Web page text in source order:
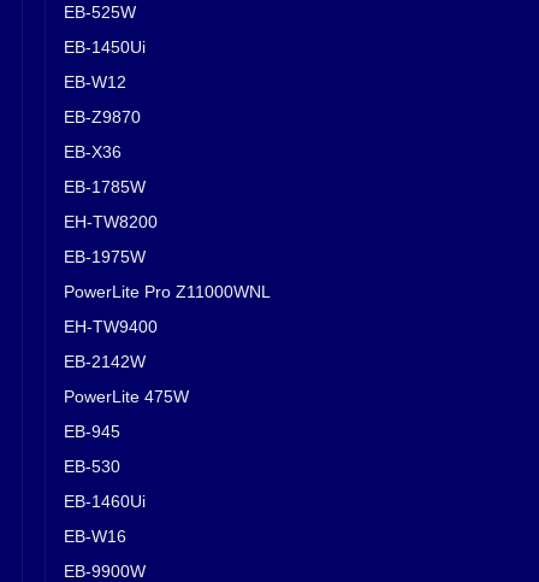
EB-525W
EB-1450Ui
EB-W12
EB-Z9870
EB-X36
EB-1785W
EH-TW8200
EB-1975W
PowerLite Pro Z11000WNL
EH-TW9400
EB-2142W
PowerLite 475W
EB-945
EB-530
EB-1460Ui
EB-W16
EB-9900W